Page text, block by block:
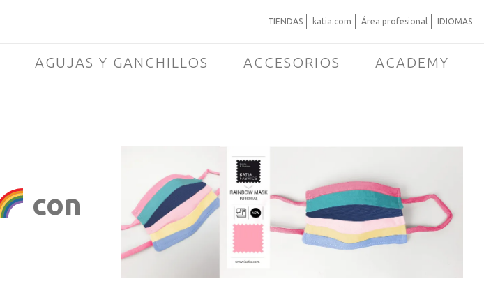
TIENDAS katia.com Área profesional IDIOMAS
AGUJAS Y GANCHILLOS ACCESORIOS ACADEMY
con